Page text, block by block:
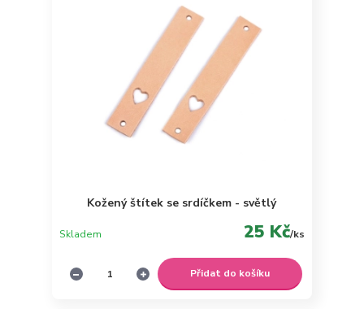
Kožený štítek se srdíčkem - světlý
25 Kč/ks
Skladem
Přidat do košíku